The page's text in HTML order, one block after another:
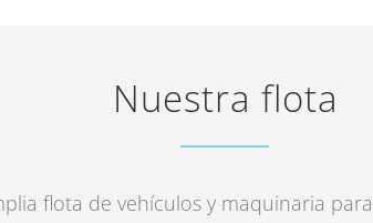
Nuestra flota
flota de vehículos y maquinaria